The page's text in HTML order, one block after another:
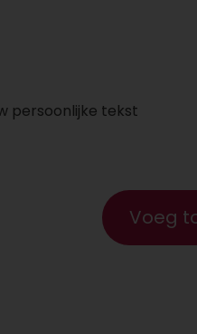
persoonlijke tekst
Voeg